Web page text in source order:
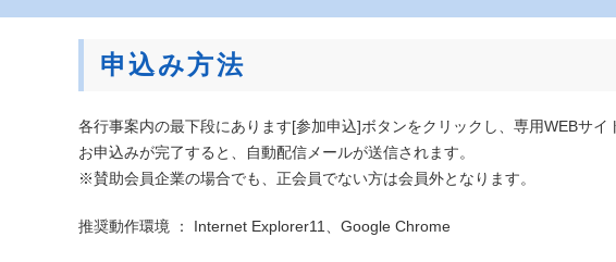
申込み方法
各行事案内の最下段にあります[参加申込]ボタンをクリックし、専用WEBサイ
お申込みが完了すると、自動配信メールが送信されます。
※賛助会員企業の場合でも、正会員でない方は会員外となります。
推奨動作環境 ： Internet Explorer11、Google Chrome